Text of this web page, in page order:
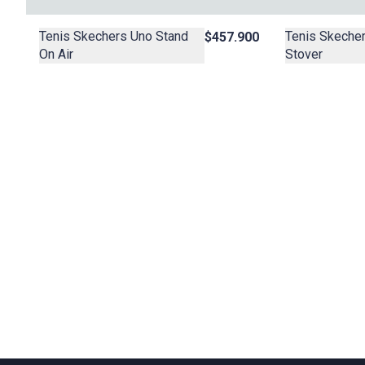
Tenis Skechers Uno Stand
On Air
$457.900
Tenis
Stover